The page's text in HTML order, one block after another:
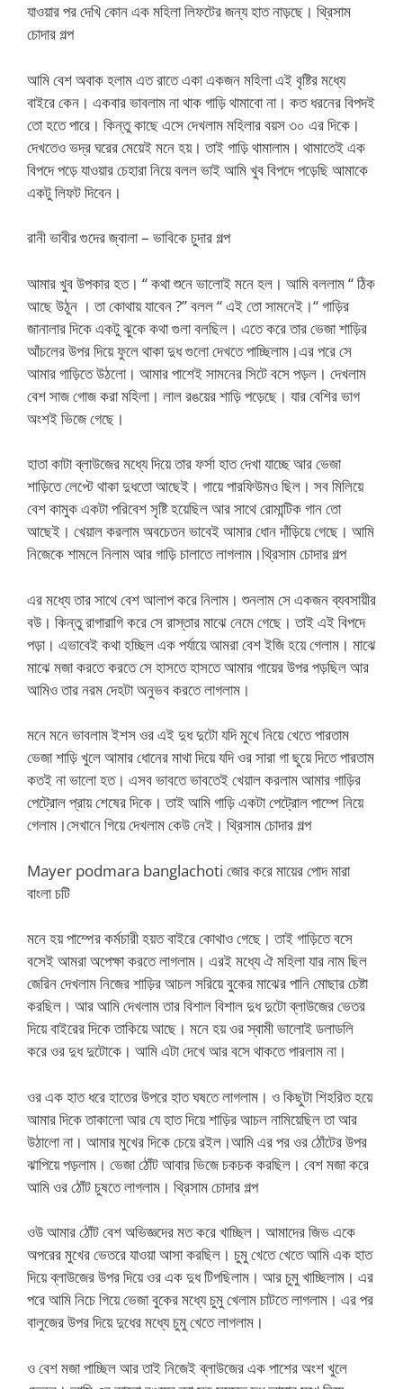
যাওয়ার পর দেখি কোন এক মহিলা লিফটের জন্য হাত নাড়ছে। থ্রিসাম
চোদার গল্প
আমি বেশ অবাক হলাম এত রাতে একা একজন মহিলা এই বৃষ্টির মধ্যে
বাইরে কেন। একবার ভাবলাম না থাক গাড়ি থামাবো না। কত ধরনের বিপদই
তো হতে পারে। কিন্তু কাছে এসে দেখলাম মহিলার বয়স ৩০ এর দিকে।
দেখতেও ভদ্র ঘরের মেয়েই মনে হয়। তাই গাড়ি থামালাম। থামাতেই এক
বিপদে পড়ে যাওয়ার চেহারা নিয়ে বলল ভাই আমি খুব বিপদে পড়েছি আমাকে
একটু লিফট দিবেন।
রানী ভাবীর গুদের জ্বালা – ভাবিকে চুদার গল্প
আমার খুব উপকার হত। “ কথা শুনে ভালোই মনে হল। আমি বললাম “ ঠিক
আছে উঠুন । তা কোথায় যাবেন ?” বলল “ এই তো সামনেই।“ গাড়ির
জানালার দিকে একটু ঝুকে কথা গুলা বলছিল। এতে করে তার ভেজা শাড়ির
আঁচলের উপর দিয়ে ফুলে থাকা দুধ গুলো দেখতে পাচ্ছিলাম।এর পরে সে
আমার গাড়িতে উঠলো। আমার পাশেই সামনের সিটে বসে পড়ল। দেখলাম
বেশ সাজ গোজ করা মহিলা। লাল রঙয়ের শাড়ি পড়েছে। যার বেশির ভাগ
অংশই ভিজে গেছে।
হাতা কাটা ব্লাউজের মধ্যে দিয়ে তার ফর্সা হাত দেখা যাচ্ছে আর ভেজা
শাড়িতে লেপ্টে থাকা দুধতো আছেই। গায়ে পারফিউমও ছিল। সব মিলিয়ে
বেশ কামুক একটা পরিবেশ সৃষ্টি হয়েছিল আর সাথে রোমান্টিক গান তো
আছেই। খেয়াল করলাম অবচেতন ভাবেই আমার ধোন দাঁড়িয়ে গেছে। আমি
নিজেকে শামলে নিলাম আর গাড়ি চালাতে লাগলাম।থ্রিসাম চোদার গল্প
এর মধ্যে তার সাথে বেশ আলাপ করে নিলাম। শুনলাম সে একজন ব্যবসায়ীর
বউ। কিন্তু রাগারাগি করে সে রাস্তার মাঝে নেমে গেছে। তাই এই বিপদে
পড়া। এভাবেই কথা হচ্ছিল এক পর্যায়ে আমরা বেশ ইজি হয়ে গেলাম। মাঝে
মাঝে মজা করতে করতে সে হাসতে হাসতে আমার গায়ের উপর পড়ছিল আর
আমিও তার নরম দেহটা অনুভব করতে লাগলাম।
মনে মনে ভাবলাম ইশস ওর এই দুধ দুটো যদি মুখে নিয়ে খেতে পারতাম
ভেজা শাড়ি খুলে আমার ধোনের মাথা দিয়ে যদি ওর সারা গা ছুয়ে দিতে পারতাম
কতই না ভালো হত। এসব ভাবতে ভাবতেই খেয়াল করলাম আমার গাড়ির
পেট্রোল প্রায় শেষের দিকে। তাই আমি গাড়ি একটা পেট্রোল পাম্পে নিয়ে
গেলাম।সেখানে গিয়ে দেখলাম কেউ নেই। থ্রিসাম চোদার গল্প
Mayer podmara banglachoti জোর করে মায়ের পোদ মারা
বাংলা চটি
মনে হয় পাম্পের কর্মচারী হয়ত বাইরে কোথাও গেছে। তাই গাড়িতে বসে
বসেই আমরা অপেক্ষা করতে লাগলাম। এরই মধ্যে ঐ মহিলা যার নাম ছিল
জেরিন দেখলাম নিজের শাড়ির আচল সরিয়ে বুকের মাঝের পানি মোছার চেষ্টা
করছিল। আর আমি দেখলাম তার বিশাল বিশাল দুধ দুটো ব্লাউজের ভেতর
দিয়ে বাইরের দিকে তাকিয়ে আছে। মনে হয় ওর স্বামী ভালোই ডলাডলি
করে ওর দুধ দুটোকে। আমি এটা দেখে আর বসে থাকতে পারলাম না।
ওর এক হাত ধরে হাতের উপরে হাত ঘষতে লাগলাম। ও কিছুটা শিহরিত হয়ে
আমার দিকে তাকালো আর যে হাত দিয়ে শাড়ির আচল নামিয়েছিল তা আর
উঠালো না। আমার মুখের দিকে চেয়ে রইল।আমি এর পর ওর ঠোঁটের উপর
ঝাপিয়ে পড়লাম। ভেজা ঠোঁট আবার ভিজে চকচক করছিল। বেশ মজা করে
আমি ওর ঠোঁট চুষতে লাগলাম। থ্রিসাম চোদার গল্প
ওউ আমার ঠোঁট বেশ অভিজ্ঞদের মত করে খাচ্ছিল। আমাদের জিভ একে
অপরের মুখের ভেতরে যাওয়া আসা করছিল। চুমু খেতে খেতে আমি এক হাত
দিয়ে ব্লাউজের উপর দিয়ে ওর এক দুধ টিপছিলাম। আর চুমু খাচ্ছিলাম। এর
পরে আমি নিচে গিয়ে ভেজা বুকের মধ্যে চুমু খেলাম চাটতে লাগলাম। এর পর
বালুজের উপর দিয়ে দুধের মধ্যে চুমু খেতে লাগলাম।
ও বেশ মজা পাচ্ছিল আর তাই নিজেই ব্লাউজের এক পাশের অংশ খুলে